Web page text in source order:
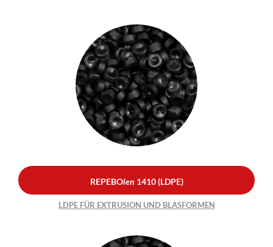
REPEBO len 1410 (LDPE)
LDPE FÜR EXTRUSION UND
BLASFORMEN
REPEBOlen 1410 (LDPE)
LDPE FÜR EXTRUSION UND BLASFORMEN